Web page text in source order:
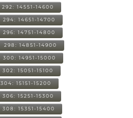
292: 14551-14600
294: 14651-14700
296: 14751-14800
298: 14851-14900
300: 14951-15000
302: 15051-15100
304: 15151-15200
306: 15251-15300
308: 15351-15400